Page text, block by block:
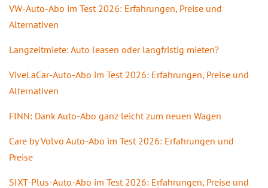
VW-Auto-Abo im Test 2026: Erfahrungen, Preise und
Alternativen
Langzeitmiete: Auto leasen oder langfristig mieten?
ViveLaCar-Auto-Abo im Test 2026: Erfahrungen, Preise und
Alternativen
FINN: Dank Auto-Abo ganz leicht zum neuen Wagen
Care by Volvo Auto-Abo im Test 2026: Erfahrungen und
Preise
SIXT-Plus-Auto-Abo im Test 2026: Erfahrungen, Preise und